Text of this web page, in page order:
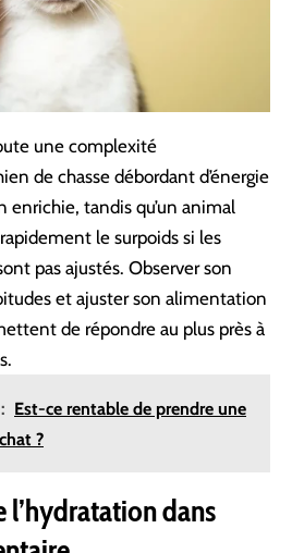
une complexité
de chasse débordant d’énergie
tandis qu’un animal
le surpoids si les
pas ajustés. Observer son
et ajuster son alimentation
de répondre au plus près à
Est-ce rentable de prendre une
?
l’hydratation dans